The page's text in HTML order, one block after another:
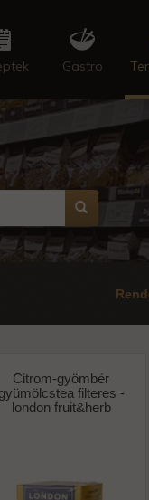
Gastro
Citrom-gyömbér
gyümölcstea filteres -
london fruit&herb